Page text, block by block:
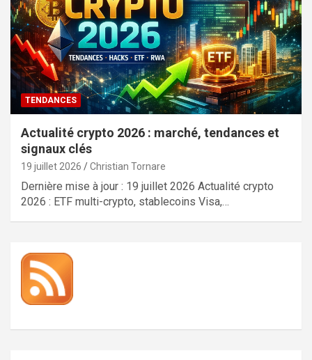
TENDANCES
Actualité crypto 2026 : marché, tendances et
signaux clés
19 juillet 2026 Christian Tornare
Dernière mise à jour : 19 juillet 2026 Actualité crypto
2026 : ETF multi-crypto, stablecoins Visa,…